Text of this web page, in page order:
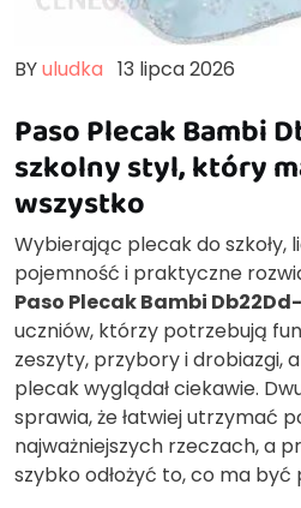
BYuludka 13 lipca 2026
Paso Plecak Bambi
szkolny styl, który
wszystko
Wybierając plecak do szkoły,
pojemność i praktyczne
Paso Plecak Bambi Db22Dd-
uczniów, którzy potrzebują
zeszyty, przybory i drobiazgi,
plecak wyglądał ciekawie.
sprawia, że łatwiej utrzymać
najważniejszych rzeczach, a
szybko odłożyć to, co ma być